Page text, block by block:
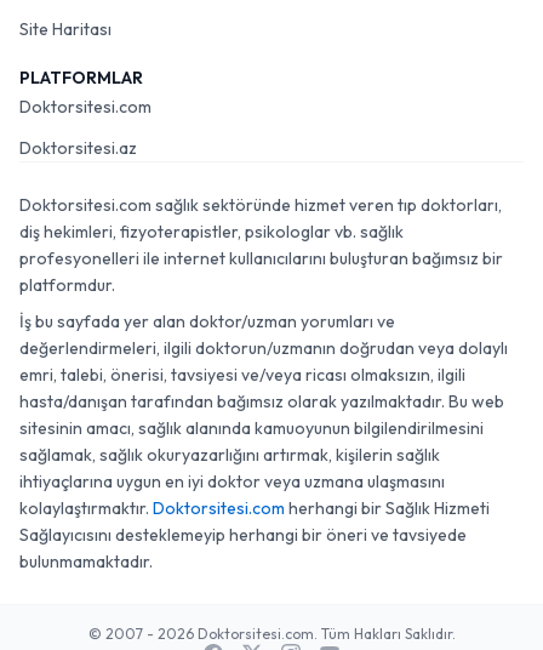
Site Haritası
PLATFORMLAR
Doktorsitesi.com
Doktorsitesi.az
Doktorsitesi.com sağlık sektöründe hizmet veren tıp doktorları,
diş hekimleri, fizyoterapistler, psikologlar vb. sağlık
profesyonelleri ile internet kullanıcılarını buluşturan bağımsız bir
platformdur.
İş bu sayfada yer alan doktor/uzman yorumları ve
değerlendirmeleri, ilgili doktorun/uzmanın doğrudan veya dolaylı
emri, talebi, önerisi, tavsiyesi ve/veya ricası olmaksızın, ilgili
hasta/danışan tarafından bağımsız olarak yazılmaktadır. Bu web
sitesinin amacı, sağlık alanında kamuoyunun bilgilendirilmesini
sağlamak, sağlık okuryazarlığını artırmak, kişilerin sağlık
ihtiyaçlarına uygun en iyi doktor veya uzmana ulaşmasını
kolaylaştırmaktır. Doktorsitesi.com herhangi bir Sağlık Hizmeti
Sağlayıcısını desteklemeyip herhangi bir öneri ve tavsiyede
bulunmamaktadır.
© 2007 - 2026 Doktorsitesi.com. Tüm Hakları Saklıdır.